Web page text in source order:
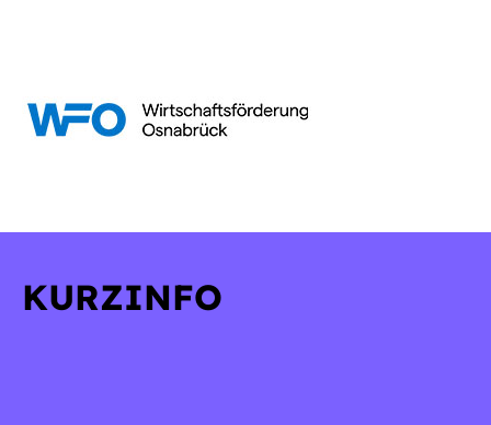
KURZINFO